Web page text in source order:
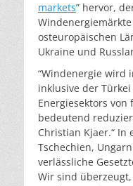
markets” hervor,
osteuropäischen
Ukraine und
“Windenergie wird
inklusive der
Energiesektors
bedeutend
Christian Kjaer.“ In
Tschechien,
verlässliche
Wir sind